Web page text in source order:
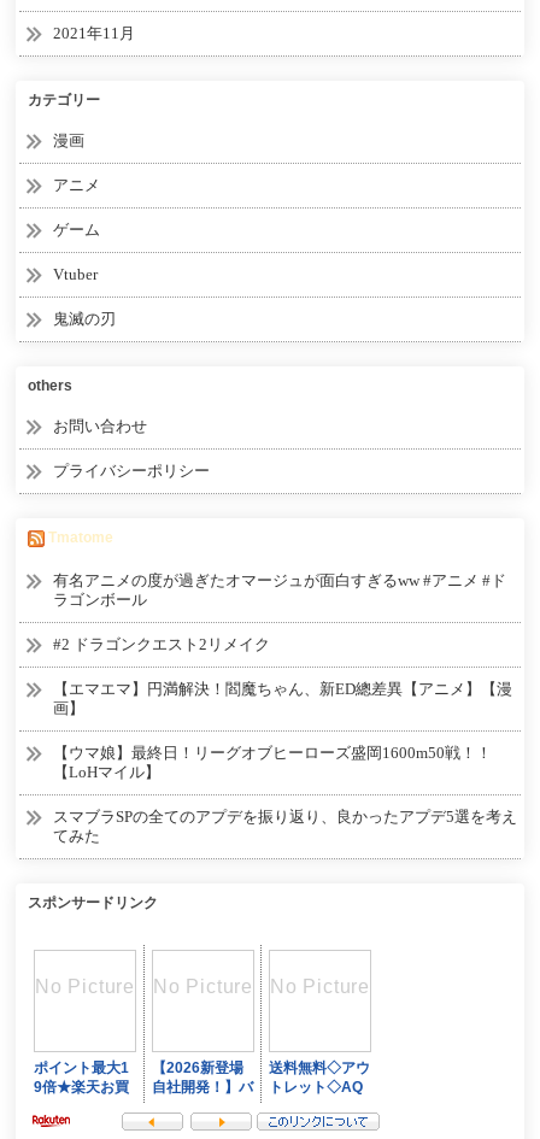
2021年11月
カテゴリー
漫画
アニメ
ゲーム
Vtuber
鬼滅の刃
others
お問い合わせ
プライバシーポリシー
Tmatome
有名アニメの度が過ぎたオマージュが面白すぎるww #アニメ #ド
ラゴンボール
#2 ドラゴンクエスト2リメイク
【エマエマ】円満解決！閻魔ちゃん、新ED總差異【アニメ】【漫
画】
【ウマ娘】最終日！リーグオブヒーローズ盛岡1600m50戦！！
【LoHマイル】
スマブラSPの全てのアプデを振り返り、良かったアプデ5選を考え
てみた
スポンサードリンク